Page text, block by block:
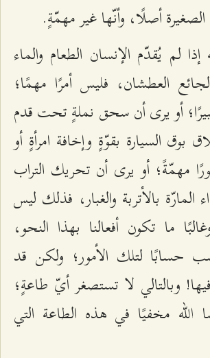
أصلًا، وأنّها غير مهمّةٍ.
لم يُقدّم الإنسان الطعام والماء
العطشان، فليس أمرًا مهمًا؛
أو يرى أن سحق نملةٍ تحت قدم
بوق السيارة بقوّةٍ وإخافة امرأةٍ أو
مهمّةً؛ أو يرى أن تحريك التراب
المارّة بالأتربة والغبار، فذلك ليس
ما تكون أفعالنا بهذا النحو،
حسابًا لتلك الأمور؛ ولكن قد
وبالتالي لا تستصغر أيّ طاعةٍ؛
الله مخفيًا في هذه الطاعة التي